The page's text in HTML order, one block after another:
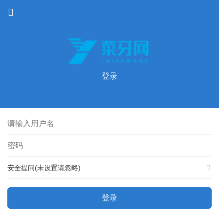
登录
安全提问(未设置请忽略)
登录